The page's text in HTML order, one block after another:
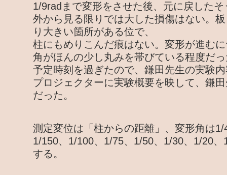
1/9radまで変形をさせた後、元に戻したそ
外から見る限りでは大した損傷はない。
り大きい箇所がある位で、
柱にもめりこんだ痕はない。変形が進む
角がほんの少し丸みを帯びている程度だ
予定時刻を過ぎたので、鎌田先生の実験
プロジェクターに実験概要を映して、鎌
だった。
測定変位は「柱からの距離」、変形角は
1/150、1/100、1/75、1/50、1/30、1/20
する。